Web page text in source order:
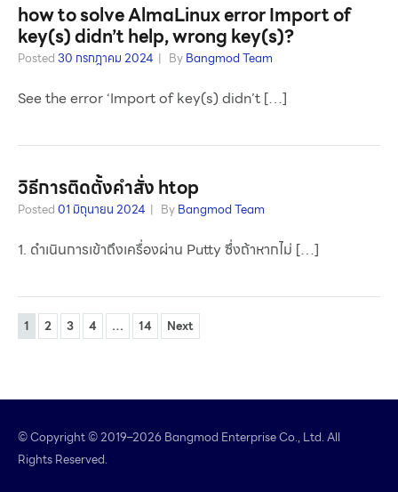
how to solve AlmaLinux error Import of
key(s) didn’t help, wrong key(s)?
Posted30 กรกฎาคม 2024 ByBangmod Team
See the error ‘Import of key(s) didn’t […]
วิธีการติดตั้งคำสั่ง htop
Posted01 มิถุนายน 2024 ByBangmod Team
1. ดำเนินการเข้าถึงเครื่องผ่าน Putty ซึ่งถ้าหากไม่ […]
1 2 3 4 … 14 Next
© Copyright © 2019–2026 Bangmod Enterprise Co., Ltd. All
Rights Reserved.